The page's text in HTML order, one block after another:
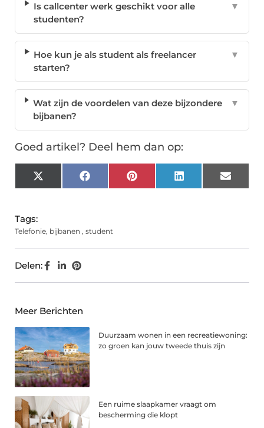
Is callcenter werk geschikt voor alle
studenten?
▼
Hoe kun je als student als freelancer
starten?
▼
Wat zijn de voordelen van deze bijzondere
bijbanen?
▼
Goed artikel? Deel hem dan op:
X
(Twitter)
FacebookPinterest LinkedIn Email
Tags:
Telefonie, bijbanen , student
Delen:
Meer Berichten
Duurzaam wonen in een recreatiewoning:
zo groen kan jouw tweede thuis zijn
Een ruime slaapkamer vraagt om
bescherming die klopt